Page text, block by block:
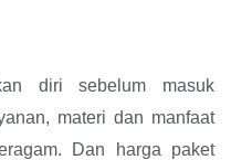
diri sebelum masuk
materi dan manfaat
Dan harga paket